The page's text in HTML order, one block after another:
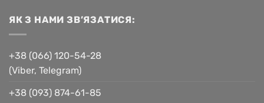
ЯК З НАМИ ЗВ’ЯЗАТИСЯ:
+38 (066) 120-54-28
(Viber, Telegram)
+38 (093) 874-61-85